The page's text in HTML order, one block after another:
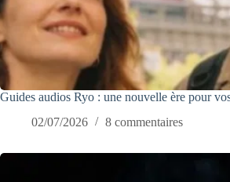
Guides audios Ryo : une nouvelle ère pour
02/07/2026
8 commentaires